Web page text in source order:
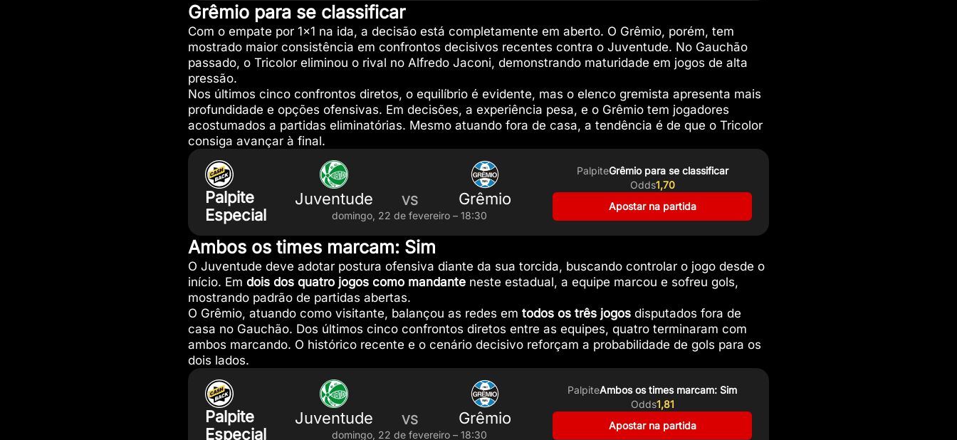
Grêmio para se classificar
Com o empate por 1×1 na ida, a decisão está completamente em aberto. O Grêmio, porém, tem
mostrado maior consistência em confrontos decisivos recentes contra o Juventude. No Gauchão
passado, o Tricolor eliminou o rival no Alfredo Jaconi, demonstrando maturidade em jogos de alta
pressão.
Nos últimos cinco confrontos diretos, o equilíbrio é evidente, mas o elenco gremista apresenta mais
profundidade e opções ofensivas. Em decisões, a experiência pesa, e o Grêmio tem jogadores
acostumados a partidas eliminatórias. Mesmo atuando fora de casa, a tendência é de que o Tricolor
consiga avançar à final.
Palpite
Especial
Juventude VS Grêmio
domingo, 22 de fevereiro – 18:30
PalpiteGrêmio para se classificar
Odds1,70
Apostar na partida
Ambos os times marcam: Sim
O Juventude deve adotar postura ofensiva diante da sua torcida, buscando controlar o jogo desde o
início. Em dois dos quatro jogos como mandante neste estadual, a equipe marcou e sofreu gols,
mostrando padrão de partidas abertas.
O Grêmio, atuando como visitante, balançou as redes em todos os três jogos disputados fora de
casa no Gauchão. Dos últimos cinco confrontos diretos entre as equipes, quatro terminaram com
ambos marcando. O histórico recente e o cenário decisivo reforçam a probabilidade de gols para os
dois lados.
Palpite
Especial
Juventude VS Grêmio
domingo, 22 de fevereiro – 18:30
PalpiteAmbos os times marcam: Sim
Odds1,81
Apostar na partida